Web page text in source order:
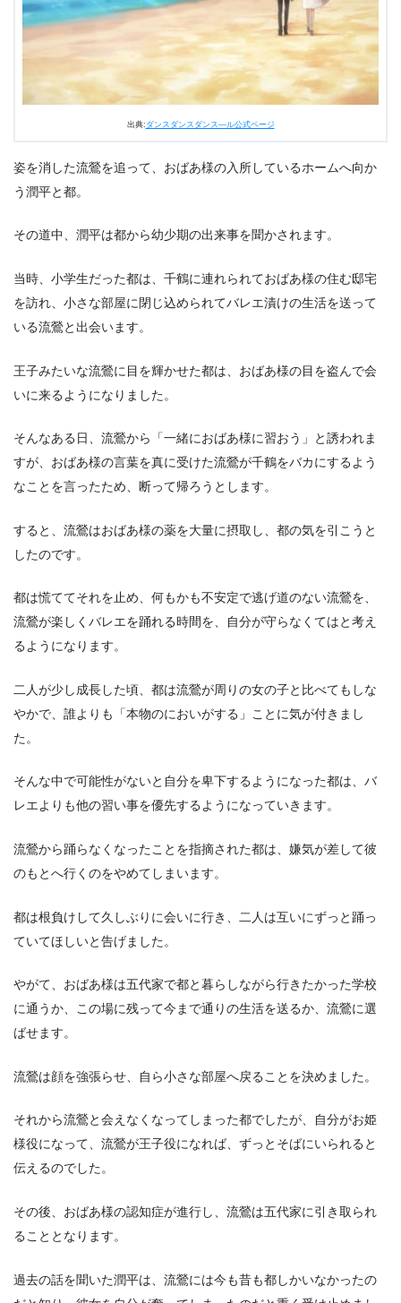
出典: ダンスダンスダンス―ル公式ページ
姿を消した流鶯を追って、おばあ様の入所しているホームへ向か
う潤平と都。
その道中、潤平は都から幼少期の出来事を聞かされます。
当時、小学生だった都は、千鶴に連れられておばあ様の住む邸宅
を訪れ、小さな部屋に閉じ込められてバレエ漬けの生活を送って
いる流鶯と出会います。
王子みたいな流鶯に目を輝かせた都は、おばあ様の目を盗んで会
いに来るようになりました。
そんなある日、流鶯から「一緒におばあ様に習おう」と誘われま
すが、おばあ様の言葉を真に受けた流鶯が千鶴をバカにするよう
なことを言ったため、断って帰ろうとします。
すると、流鶯はおばあ様の薬を大量に摂取し、都の気を引こうと
したのです。
都は慌ててそれを止め、何もかも不安定で逃げ道のない流鶯を、
流鶯が楽しくバレエを踊れる時間を、自分が守らなくてはと考え
るようになります。
二人が少し成長した頃、都は流鶯が周りの女の子と比べてもしな
やかで、誰よりも「本物のにおいがする」ことに気が付きまし
た。
そんな中で可能性がないと自分を卑下するようになった都は、バ
レエよりも他の習い事を優先するようになっていきます。
流鶯から踊らなくなったことを指摘された都は、嫌気が差して彼
のもとへ行くのをやめてしまいます。
都は根負けして久しぶりに会いに行き、二人は互いにずっと踊っ
ていてほしいと告げました。
やがて、おばあ様は五代家で都と暮らしながら行きたかった学校
に通うか、この場に残って今まで通りの生活を送るか、流鶯に選
ばせます。
流鶯は顔を強張らせ、自ら小さな部屋へ戻ることを決めました。
それから流鶯と会えなくなってしまった都でしたが、自分がお姫
様役になって、流鶯が王子役になれば、ずっとそばにいられると
伝えるのでした。
その後、おばあ様の認知症が進行し、流鶯は五代家に引き取られ
ることとなります。
過去の話を聞いた潤平は、流鶯には今も昔も都しかいなかったの